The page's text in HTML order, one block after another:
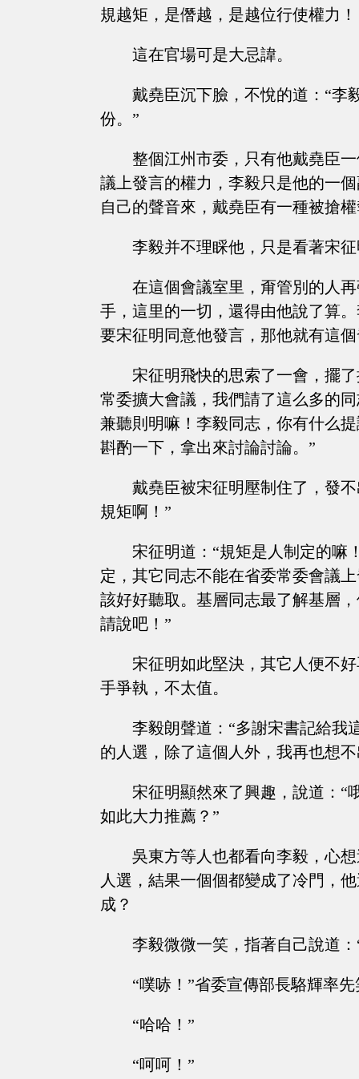
規越矩，是僭越，是越位行使權力！
這在官場可是大忌諱。
戴堯臣沉下臉，不悅的道：“李
份。”
整個江州市委，只有他戴堯臣
議上發言的權力，李毅只是他的一
自己的聲音來，戴堯臣有一種被搶
李毅并不理睬他，只是看著宋
在這個會議室里，甭管別的人
手，這里的一切，還得由他說了算
要宋征明同意他發言，那他就有這
宋征明飛快的思索了一會，擺
常委擴大會議，我們請了這么多的
兼聽則明嘛！李毅同志，你有什么
斟酌一下，拿出來討論討論。”
戴堯臣被宋征明壓制住了，發
規矩啊！”
宋征明道：“規矩是人制定的嘛
定，其它同志不能在省委常委會議
該好好聽取。基層同志最了解基層
請說吧！”
宋征明如此堅決，其它人便不
手爭執，不太值。
李毅朗聲道：“多謝宋書記給我
的人選，除了這個人外，我再也想
宋征明顯然來了興趣，說道：“
如此大力推薦？”
吳東方等人也都看向李毅，心
人選，結果一個個都變成了冷門，
成？
李毅微微一笑，指著自己說道
“噗哧！”省委宣傳部長駱輝率
“哈哈！”
“呵呵！”